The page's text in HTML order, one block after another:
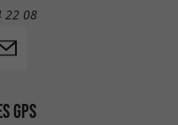
22 08
GPS